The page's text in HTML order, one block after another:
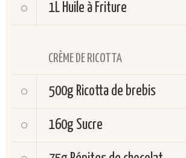
1L Huile à Friture
CRÈME DE RICOTTA
500g Ricotta de brebis
160g Sucre